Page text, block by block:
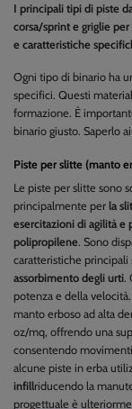
I principali tipi di piste
corsa/sprint e griglie
e caratteristiche
Ogni tipo di binario ha
specifici. Questi
formazione. È
binario giusto. Saperlo
Piste per slitte (manto
Le piste per slitte sono
principalmente per la
esercitazioni di agilità e
polipropilene. Sono
caratteristiche principali
assorbimento degli urti.
potenza e della
manto erboso ad alta
oz/mq, offrendo una
consentendo
alcune piste in erba
infillriducendo la
progettuale è